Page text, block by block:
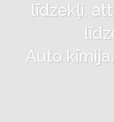
līdzekļi,
Auto